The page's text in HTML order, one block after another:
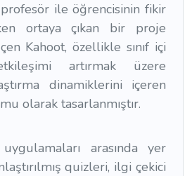
ile öğrencisinin fikir
ortaya çıkan bir proje
Kahoot, özellikle sınıf içi
artırmak üzere
dinamiklerini içeren
olarak tasarlanmıştır.
arasında yer
quizleri, ilgi çekici